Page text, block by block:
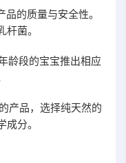
的质量与安全性。
菌。
龄段的宝宝推出相应
产品，选择纯天然的
分。